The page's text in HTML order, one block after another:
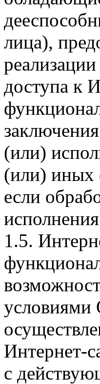
лица),
доступа к
(или)
(или) иных
если
1.5.
условиями
Интернет-
с